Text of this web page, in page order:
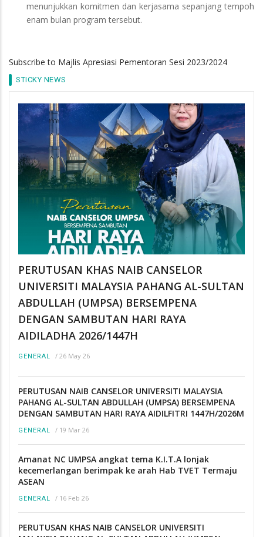
menunjukkan komitmen dan kerjasama sepanjang tempoh
enam bulan program tersebut.
Subscribe to Majlis Apresiasi Pementoran Sesi 2023/2024
STICKY NEWS
PERUTUSAN KHAS NAIB CANSELOR
UNIVERSITI MALAYSIA PAHANG AL-SULTAN
ABDULLAH (UMPSA) BERSEMPENA
DENGAN SAMBUTAN HARI RAYA
AIDILADHA 2026/1447H
GENERAL / 26 May 26
PERUTUSAN NAIB CANSELOR UNIVERSITI MALAYSIA
PAHANG AL-SULTAN ABDULLAH (UMPSA) BERSEMPENA
DENGAN SAMBUTAN HARI RAYA AIDILFITRI 1447H/2026M
GENERAL / 19 Mar 26
Amanat NC UMPSA angkat tema K.I.T.A lonjak
kecemerlangan berimpak ke arah Hab TVET Termaju
ASEAN
GENERAL / 16 Feb 26
PERUTUSAN KHAS NAIB CANSELOR UNIVERSITI